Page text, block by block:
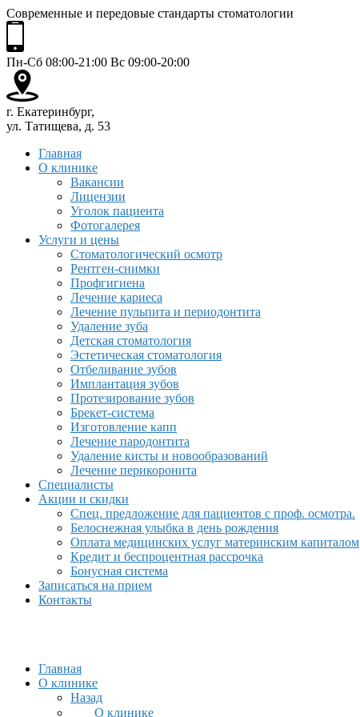
Современные и передовые стандарты стоматологии
Пн-Сб 08:00-21:00 Вс 09:00-20:00
г. Екатеринбург,
ул. Татищева, д. 53
Главная
О клинике
Вакансии
Лицензии
Уголок пациента
Фотогалерея
Услуги и цены
Стоматологический осмотр
Рентген-снимки
Профгигиена
Лечение кариеса
Лечение пульпита и периодонтита
Удаление зуба
Детская стоматология
Эстетическая стоматология
Отбеливание зубов
Имплантация зубов
Протезирование зубов
Брекет-система
Изготовление капп
Лечение пародонтита
Удаление кисты и новообразований
Лечение перикоронита
Специалисты
Акции и скидки
Спец. предложение для пациентов с проф. осмотра.
Белоснежная улыбка в день рождения
Оплата медицинских услуг материнским капиталом
Кредит и беспроцентная рассрочка
Бонусная система
Записаться на прием
Контакты
Главная
О клинике
Назад
О клинике